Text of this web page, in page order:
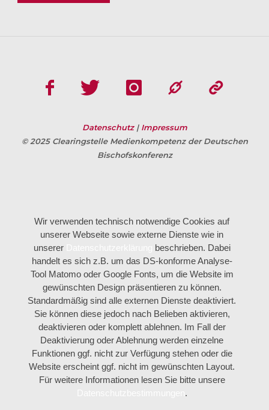
Datenschutz | Impressum
© 2025 Clearingstelle Medienkompetenz der Deutschen
Bischofskonferenz
Wir verwenden technisch notwendige Cookies auf
unserer Webseite sowie externe Dienste wie in
unserer
beschrieben. Dabei
handelt es sich z.B. um das DS-konforme Analyse-
Tool Matomo oder Google Fonts, um die Website im
gewünschten Design präsentieren zu können.
Standardmäßig sind alle externen Dienste deaktiviert.
Sie können diese jedoch nach Belieben aktivieren,
deaktivieren oder komplett ablehnen. Im Fall der
Deaktivierung oder Ablehnung werden einzelne
Funktionen ggf. nicht zur Verfügung stehen oder die
Website erscheint ggf. nicht im gewünschten Layout.
Für weitere Informationen lesen Sie bitte unsere
.